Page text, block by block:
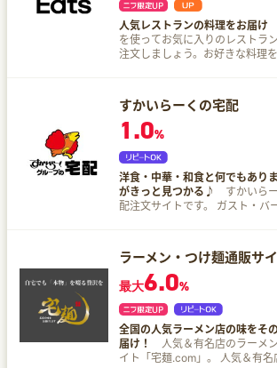
人気レストランの料理をお届け
を使ってお気に入りのレストラ
注文しましょう。お好きな料理
すかいらーくの宅配
1.0%
洋食・中華・和食と何でもあり
がきっと見つかる♪
すかいら
配注文サイトです。 ガスト・バ
店舗から弊社配達員が最短30分
新規会員登録で15%OFFクーポ
※配達エリアはすかいらーくの宅
ください。
ラーメン・つけ麺通販サ
最大6.0%
全国の人気ラーメン店の味をそ
届け！
人気＆有名店のラーメ
イト「宅麺.com」。 人気＆有名店のラーメンやつ